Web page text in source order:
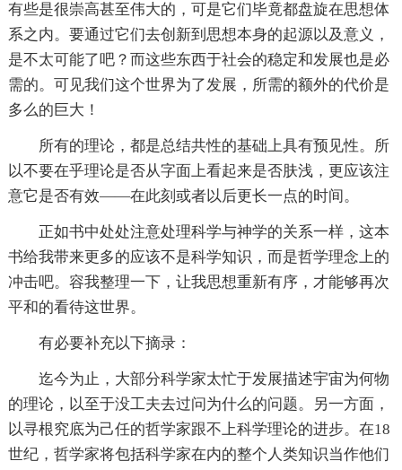
有些是很崇高甚至伟大的，可是它们毕竟都盘旋在思想体
系之内。要通过它们去创新到思想本身的起源以及意义，
是不太可能了吧？而这些东西于社会的稳定和发展也是必
需的。可见我们这个世界为了发展，所需的额外的代价是
多么的巨大！
所有的理论，都是总结共性的基础上具有预见性。所
以不要在乎理论是否从字面上看起来是否肤浅，更应该注
意它是否有效——在此刻或者以后更长一点的时间。
正如书中处处注意处理科学与神学的关系一样，这本
书给我带来更多的应该不是科学知识，而是哲学理念上的
冲击吧。容我整理一下，让我思想重新有序，才能够再次
平和的看待这世界。
有必要补充以下摘录：
迄今为止，大部分科学家太忙于发展描述宇宙为何物
的理论，以至于没工夫去过问为什么的问题。另一方面，
以寻根究底为己任的哲学家跟不上科学理论的进步。在18
世纪，哲学家将包括科学家在内的整个人类知识当作他们